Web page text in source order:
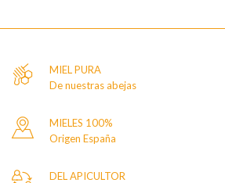
MIEL PURA
De nuestras abejas
MIELES 100%
Origen España
DEL APICULTOR